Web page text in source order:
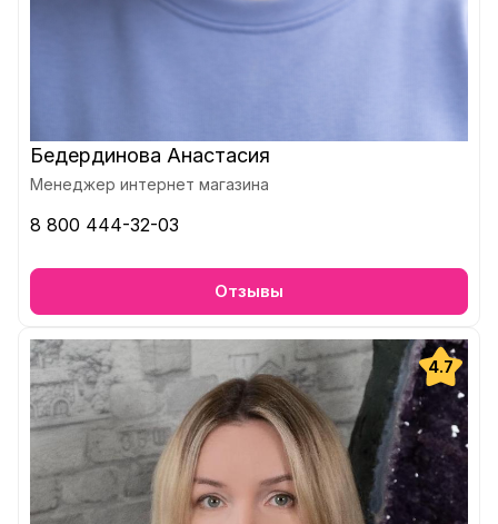
Бедердинова Анастасия
Менеджер интернет магазина
8 800 444-32-03
Отзывы
4.7